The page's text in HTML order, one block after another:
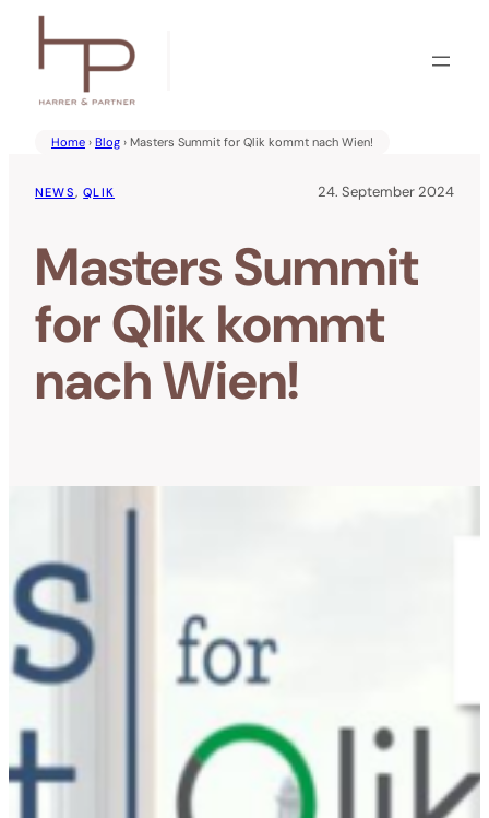
Inhalt
springen
Home › Blog › Masters Summit for Qlik kommt nach Wien!
NEWS, QLIK 24. September 2024
Masters Summit
for Qlik kommt
nach Wien!